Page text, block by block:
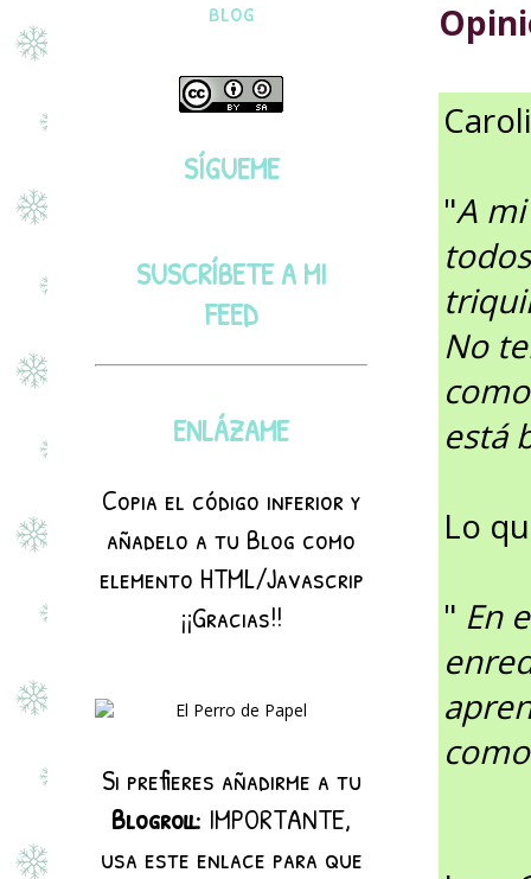
"A
No
está
Lo
" En
blog
SÍGUEME
SUSCRÍBETE A MI
FEED
ENLÁZAME
Copia el código inferior y
añadelo a tu Blog como
elemento HTML/Javascrip
¡¡Gracias!!
Si prefieres añadirme a tu
Blogroll: IMPORTANTE,
usa este enlace para que